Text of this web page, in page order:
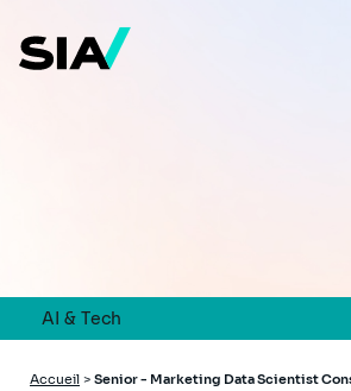
contenu
principal
AI & Tech
Fil
Accueil > Senior - Marketing Data Scientist